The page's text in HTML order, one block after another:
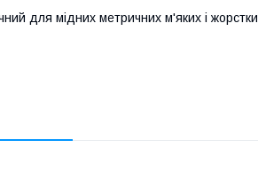
для мідних метричних м'яких і